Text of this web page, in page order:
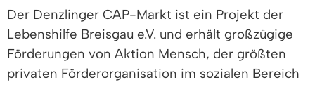
Der Denzlinger CAP-Markt ist ein Projekt der
Lebenshilfe Breisgau e.V. und erhält großzügige
Förderungen von Aktion Mensch, der größten
privaten Förderorganisation im sozialen Bereich